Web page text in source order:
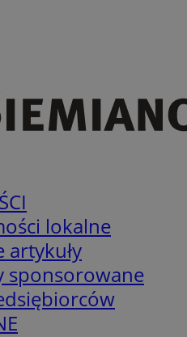
lokalne
artykuły
sponsorowane